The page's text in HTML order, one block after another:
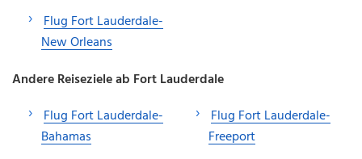
Flug Fort Lauderdale-
New Orleans
Andere Reiseziele ab Fort Lauderdale
Flug Fort Lauderdale-
Bahamas
Flug Fort Lauderdale-
Freeport